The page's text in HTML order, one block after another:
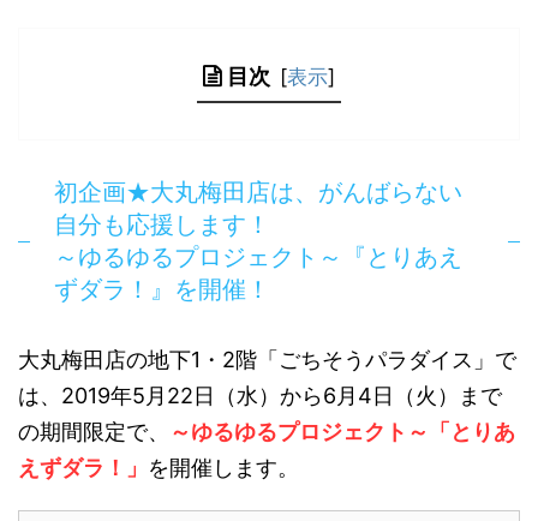
目次 [表示]
初企画★大丸梅田店は、がんばらない
自分も応援します！
～ゆるゆるプロジェクト～『とりあえ
ずダラ！』を開催！
大丸梅田店の地下1・2階「ごちそうパラダイス」で
は、2019年5月22日（水）から6月4日（火）まで
の期間限定で、
～ゆるゆるプロジェクト～「とりあ
えずダラ！」 を開催します。